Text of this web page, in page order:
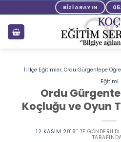
to
content
BİZİ ARAYIN
İl İlçe Eğitimler, Ordu Gürgentepe
Eğitimi
Ordu
Koçluğu ve Oyun
12 KASIM 2018’' TE GÖNDERILDI